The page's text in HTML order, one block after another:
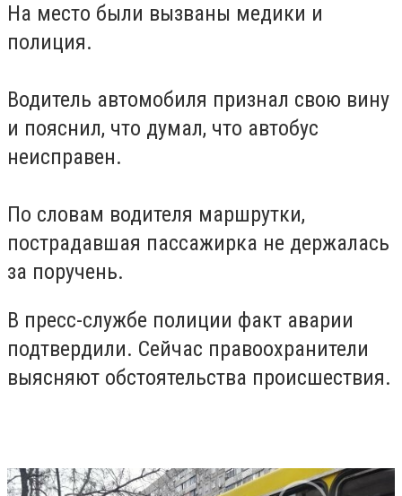
На место были вызваны медики и
полиция.
Водитель автомобиля признал свою вину
и пояснил, что думал, что автобус
неисправен.
По словам водителя маршрутки,
пострадавшая пассажирка не держалась
за поручень.
В пресс-службе полиции факт аварии
подтвердили. Сейчас правоохранители
выясняют обстоятельства происшествия.